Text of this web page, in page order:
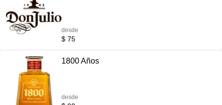
desde
$ 75
1800 Años
desde